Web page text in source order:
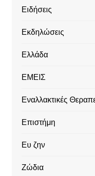
Ειδήσεις
Εκδηλώσεις
Ελλάδα
ΕΜΕΙΣ
Εναλλακτικές
Επιστήμη
Ευ ζην
Ζώδια